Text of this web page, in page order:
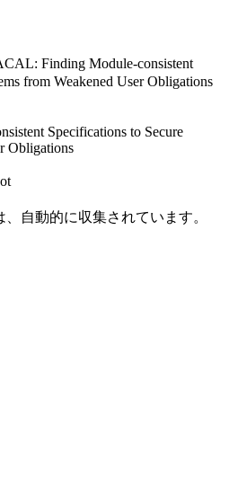
Finding Module-consistent
from Weakened User Obligations
Specifications to Secure
Obligations
自動的に収集されています。